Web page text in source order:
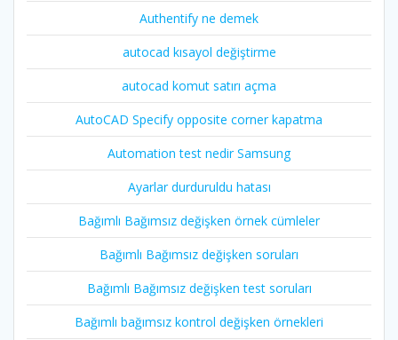
Authentify ne demek
autocad kısayol değiştirme
autocad komut satırı açma
AutoCAD Specify opposite corner kapatma
Automation test nedir Samsung
Ayarlar durduruldu hatası
Bağımlı Bağımsız değişken örnek cümleler
Bağımlı Bağımsız değişken soruları
Bağımlı Bağımsız değişken test soruları
Bağımlı bağımsız kontrol değişken örnekleri